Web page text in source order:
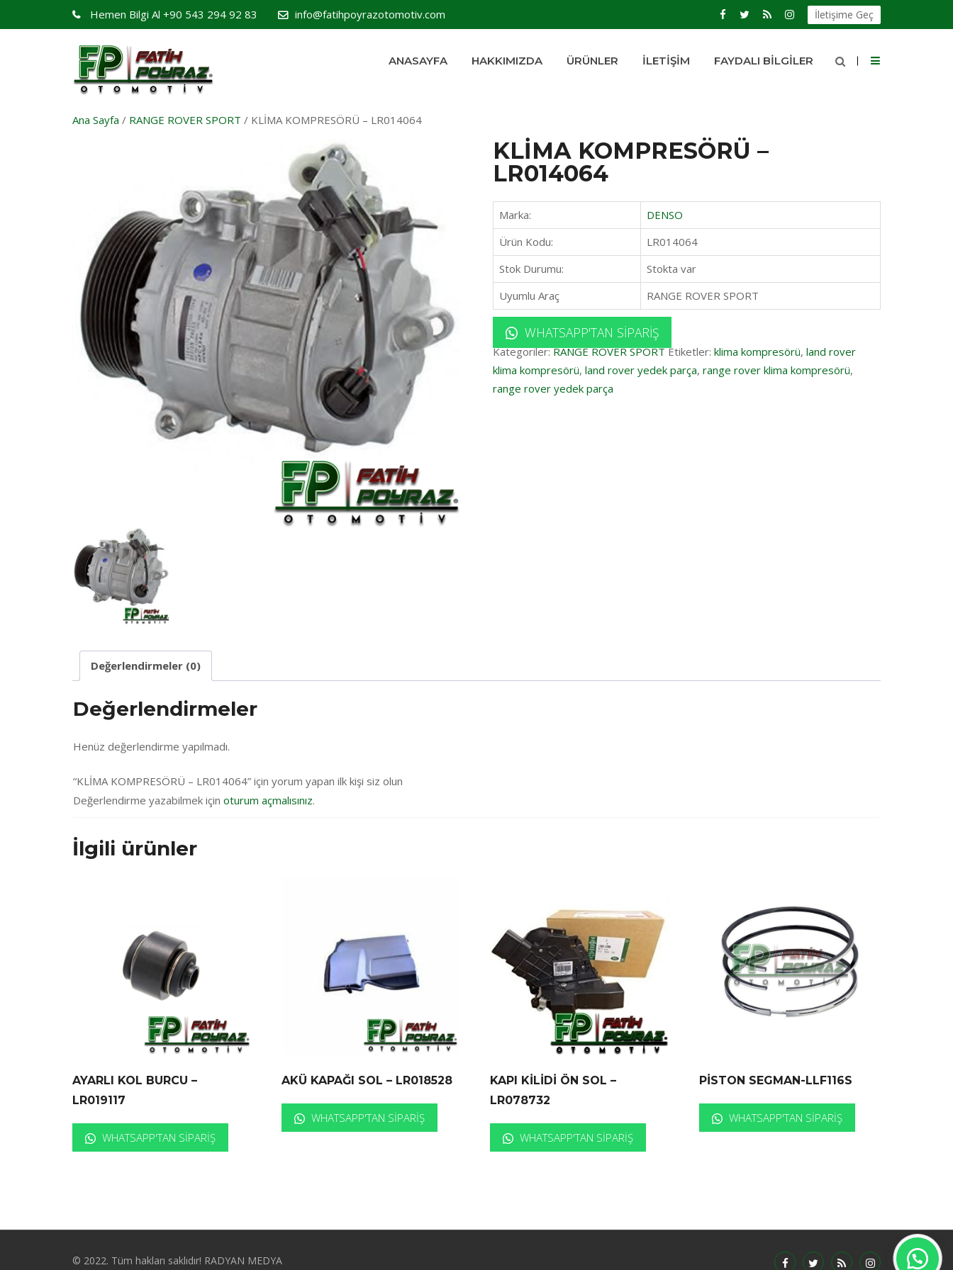
Hemen Bilgi Al +90 543 294 92 83 info@fatihpoyrazotomotiv.com İletişime Geç
ANASAYFA HAKKIMIZDA ÜRÜNLER İLETIŞIM FAYDALI BILGILER
Ana Sayfa / RANGE ROVER SPORT / KLİMA KOMPRESÖRÜ – LR014064
KLİMA KOMPRESÖRÜ –
LR014064
Marka:
DENSO
Ürün Kodu:
LR014064
Stok Durumu:
Stokta var
Uyumlu Araç
RANGE ROVER SPORT
WHATSAPP'TAN SIPARIŞ
Kategoriler:RANGE ROVER SPORT Etiketler: klima kompresörü, land rover
klima kompresörü, land rover yedek parça, range rover klima kompresörü,
range rover yedek parça
Değerlendirmeler (0)
Değerlendirmeler
Henüz değerlendirme yapılmadı.
“KLİMA KOMPRESÖRÜ – LR014064” için yorum yapan ilk kişi siz olun
Değerlendirme yazabilmek için oturum açmalısınız.
İlgili ürünler
AYARLI KOL BURCU –
LR019117
WHATSAPP'TAN SIPARIŞ
AKÜ KAPAĞI SOL – LR018528
WHATSAPP'TAN SIPARIŞ
KAPI KİLİDİ ÖN SOL –
LR078732
WHATSAPP'TAN SIPARIŞ
PİSTON SEGMAN-LLF116S
WHATSAPP'TAN SIPARIŞ
© 2022. Tüm hakları saklıdır! RADYAN MEDYA